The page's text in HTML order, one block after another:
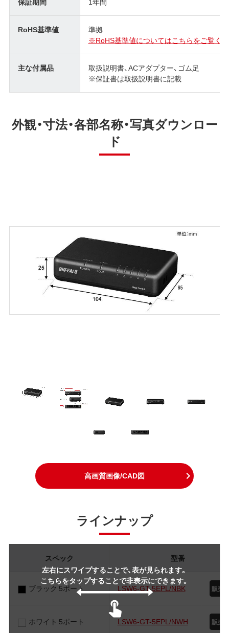
RoHS基準値
準拠
※RoHS基準値についてはこちらをご覧く
主な付属品
取扱説明書、ACアダプター、ゴム足
※保証書は取扱説明書に記載
外観・寸法・各部名称・写真ダウンロー
ド
高画質画像/CAD図
ラインナップ
左右にスワイプすることで、表が見られます。
こちらをタップすることで非表示にできます。
スペック 型番
ブラック 5ポート LSW6-GT-5EPL/NBK
ホワイト 5ポート LSW6-GT-5EPL/NWH